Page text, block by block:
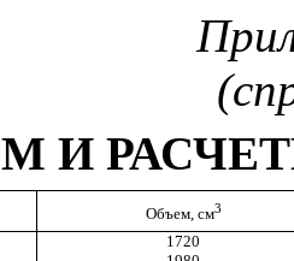
И
Объем, см3
1720